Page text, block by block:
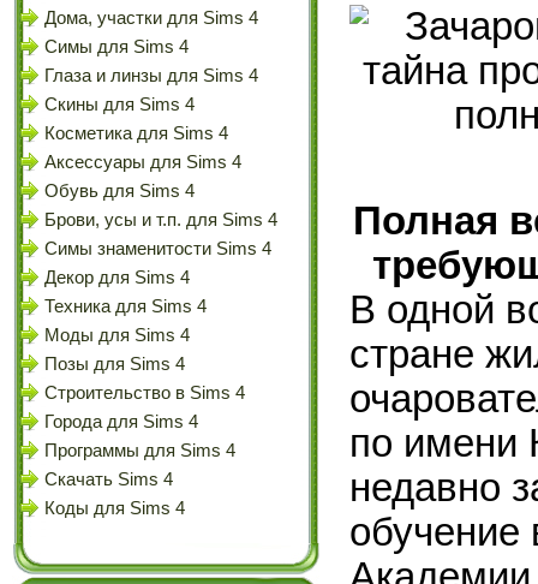
Дома, участки для Sims 4
Симы для Sims 4
Глаза и линзы для Sims 4
Скины для Sims 4
Косметика для Sims 4
Аксессуары для Sims 4
Обувь для Sims 4
Брови, усы и т.п. для Sims 4
Симы знаменитости Sims 4
Декор для Sims 4
Техника для Sims 4
Моды для Sims 4
Позы для Sims 4
Строительство в Sims 4
Города для Sims 4
Программы для Sims 4
Скачать Sims 4
Коды для Sims 4
Полная
В одной
стране
по имени
недавно
обучение